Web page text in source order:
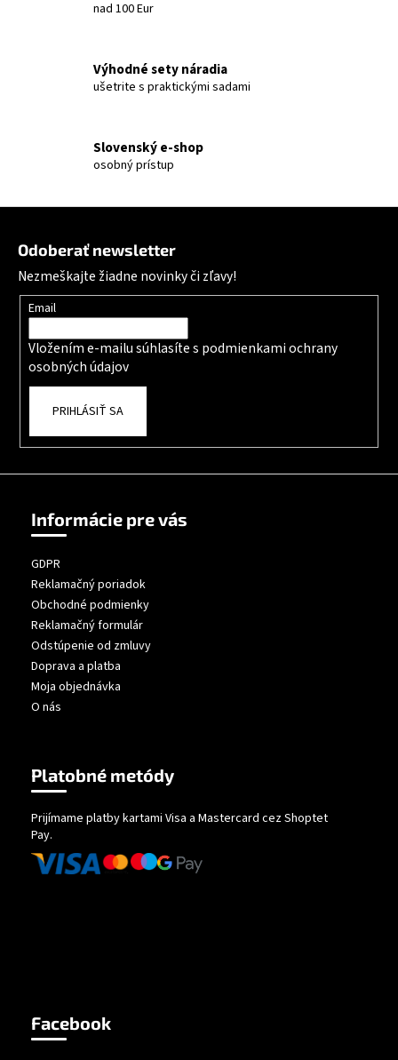
nad 100 Eur
Výhodné sety náradia
ušetrite s praktickými sadami
Slovenský e-shop
osobný prístup
Odoberať newsletter
Nezmeškajte žiadne novinky či zľavy!
Email
Vložením e-mailu súhlasíte s podmienkami ochrany
osobných údajov
PRIHLÁSIŤ SA
Informácie pre vás
GDPR
Reklamačný poriadok
Obchodné podmienky
Reklamačný formulár
Odstúpenie od zmluvy
Doprava a platba
Moja objednávka
O nás
Platobné metódy
Prijímame platby kartami Visa a Mastercard cez Shoptet
Pay.
Facebook